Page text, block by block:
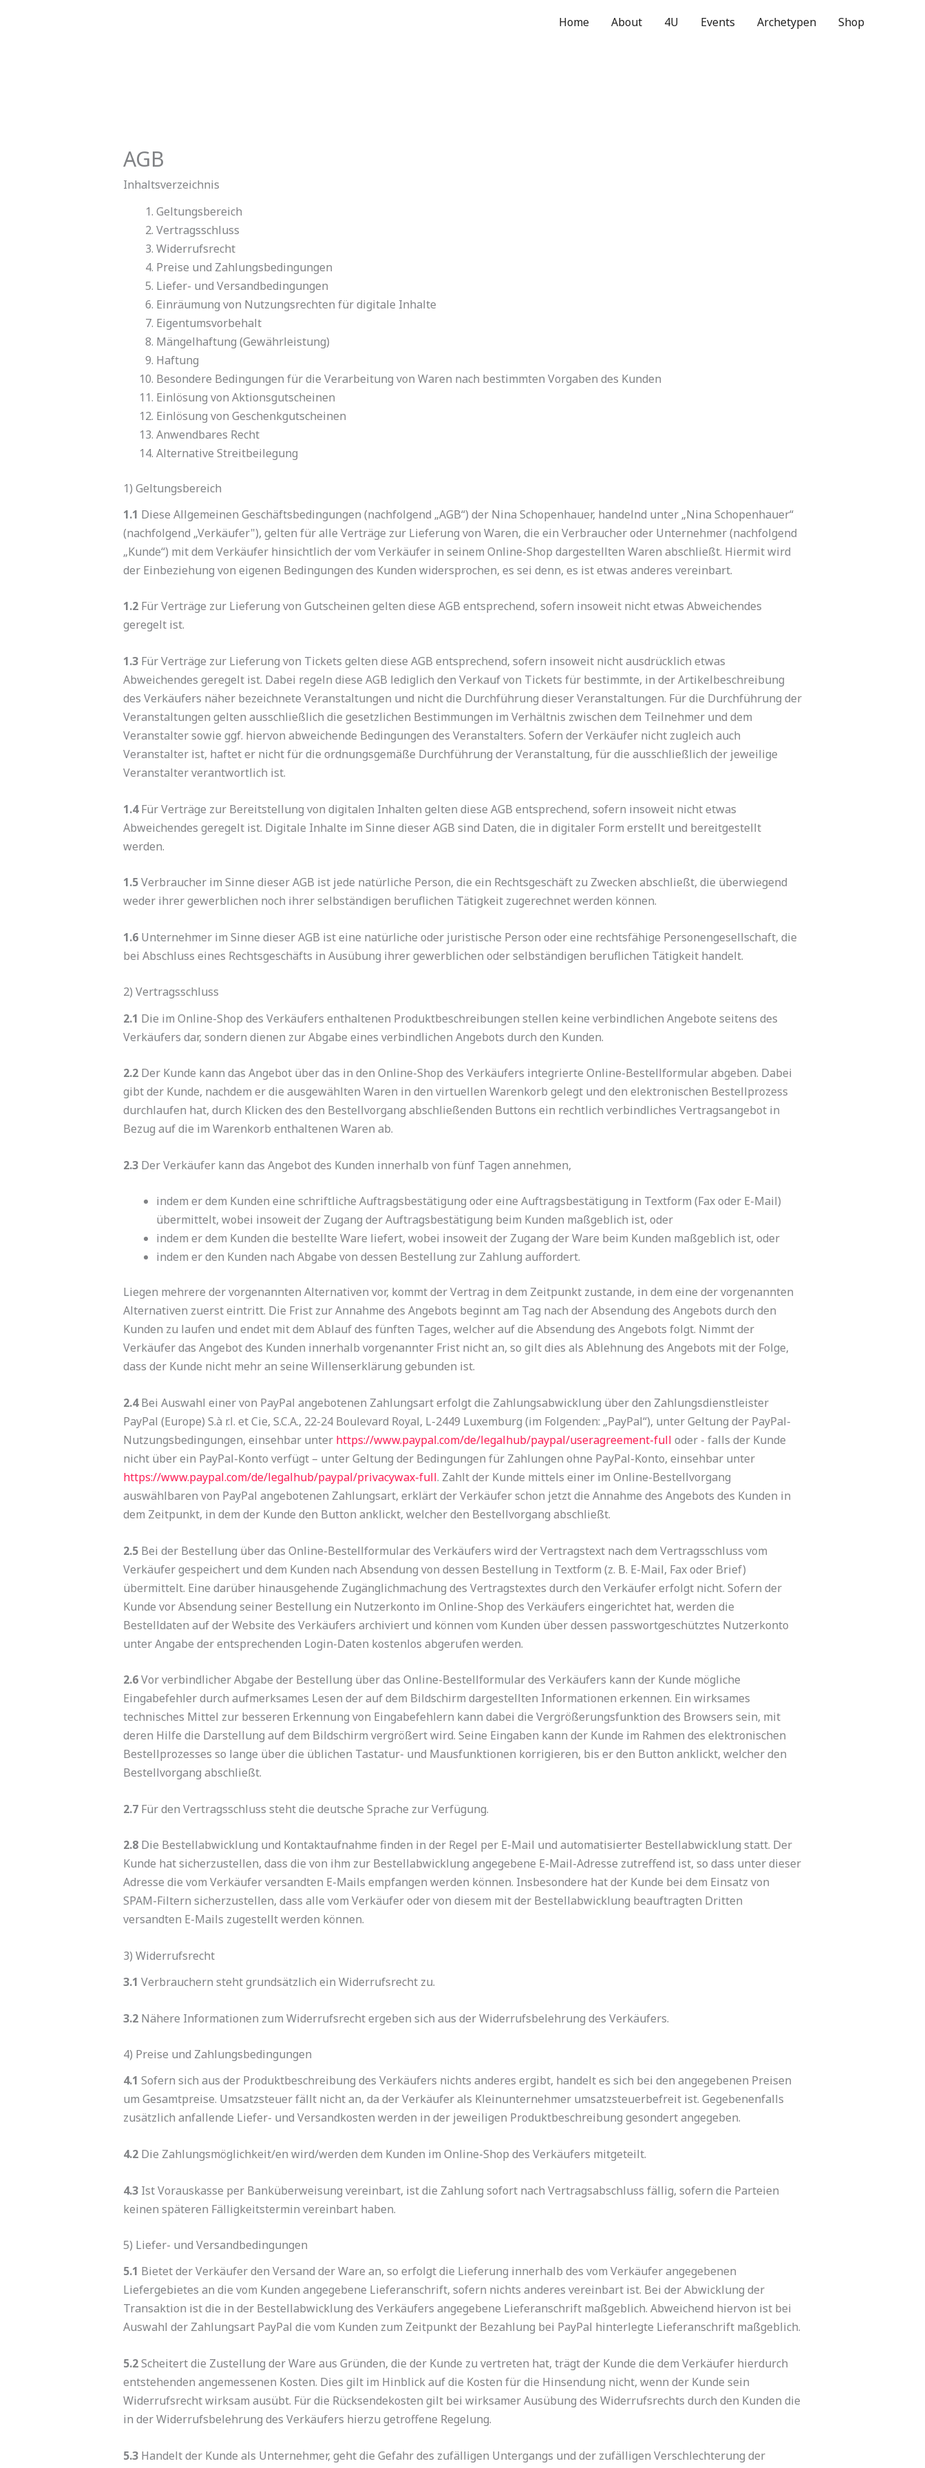
Home About 4U Events Archetypen Shop
AGB
Inhaltsverzeichnis
Geltungsbereich
Vertragsschluss
Widerrufsrecht
Preise und Zahlungsbedingungen
Liefer- und Versandbedingungen
Einräumung von Nutzungsrechten für digitale Inhalte
Eigentumsvorbehalt
Mängelhaftung (Gewährleistung)
Haftung
Besondere Bedingungen für die Verarbeitung von Waren nach bestimmten Vorgaben des Kunden
Einlösung von Aktionsgutscheinen
Einlösung von Geschenkgutscheinen
Anwendbares Recht
Alternative Streitbeilegung
1) Geltungsbereich
1.1 Diese Allgemeinen Geschäftsbedingungen (nachfolgend „AGB“) der Nina Schopenhauer, handelnd unter „Nina Schopenhauer“
(nachfolgend „Verkäufer"), gelten für alle Verträge zur Lieferung von Waren, die ein Verbraucher oder Unternehmer (nachfolgend
„Kunde“) mit dem Verkäufer hinsichtlich der vom Verkäufer in seinem Online-Shop dargestellten Waren abschließt. Hiermit wird
der Einbeziehung von eigenen Bedingungen des Kunden widersprochen, es sei denn, es ist etwas anderes vereinbart.
1.2Für Verträge zur Lieferung von Gutscheinen gelten diese AGB entsprechend, sofern insoweit nicht etwas Abweichendes
geregelt ist.
1.3Für Verträge zur Lieferung von Tickets gelten diese AGB entsprechend, sofern insoweit nicht ausdrücklich etwas
Abweichendes geregelt ist. Dabei regeln diese AGB lediglich den Verkauf von Tickets für bestimmte, in der Artikelbeschreibung
des Verkäufers näher bezeichnete Veranstaltungen und nicht die Durchführung dieser Veranstaltungen. Für die Durchführung der
Veranstaltungen gelten ausschließlich die gesetzlichen Bestimmungen im Verhältnis zwischen dem Teilnehmer und dem
Veranstalter sowie ggf. hiervon abweichende Bedingungen des Veranstalters. Sofern der Verkäufer nicht zugleich auch
Veranstalter ist, haftet er nicht für die ordnungsgemäße Durchführung der Veranstaltung, für die ausschließlich der jeweilige
Veranstalter verantwortlich ist.
1.4Für Verträge zur Bereitstellung von digitalen Inhalten gelten diese AGB entsprechend, sofern insoweit nicht etwas
Abweichendes geregelt ist. Digitale Inhalte im Sinne dieser AGB sind Daten, die in digitaler Form erstellt und bereitgestellt
werden.
1.5Verbraucher im Sinne dieser AGB ist jede natürliche Person, die ein Rechtsgeschäft zu Zwecken abschließt, die überwiegend
weder ihrer gewerblichen noch ihrer selbständigen beruflichen Tätigkeit zugerechnet werden können.
1.6Unternehmer im Sinne dieser AGB ist eine natürliche oder juristische Person oder eine rechtsfähige Personengesellschaft, die
bei Abschluss eines Rechtsgeschäfts in Ausübung ihrer gewerblichen oder selbständigen beruflichen Tätigkeit handelt.
2) Vertragsschluss
2.1 Die im Online-Shop des Verkäufers enthaltenen Produktbeschreibungen stellen keine verbindlichen Angebote seitens des
Verkäufers dar, sondern dienen zur Abgabe eines verbindlichen Angebots durch den Kunden.
2.2Der Kunde kann das Angebot über das in den Online-Shop des Verkäufers integrierte Online-Bestellformular abgeben. Dabei
gibt der Kunde, nachdem er die ausgewählten Waren in den virtuellen Warenkorb gelegt und den elektronischen Bestellprozess
durchlaufen hat, durch Klicken des den Bestellvorgang abschließenden Buttons ein rechtlich verbindliches Vertragsangebot in
Bezug auf die im Warenkorb enthaltenen Waren ab.
2.3Der Verkäufer kann das Angebot des Kunden innerhalb von fünf Tagen annehmen,
indem er dem Kunden eine schriftliche Auftragsbestätigung oder eine Auftragsbestätigung in Textform (Fax oder E-Mail)
übermittelt, wobei insoweit der Zugang der Auftragsbestätigung beim Kunden maßgeblich ist, oder
indem er dem Kunden die bestellte Ware liefert, wobei insoweit der Zugang der Ware beim Kunden maßgeblich ist, oder
indem er den Kunden nach Abgabe von dessen Bestellung zur Zahlung auffordert.
Liegen mehrere der vorgenannten Alternativen vor, kommt der Vertrag in dem Zeitpunkt zustande, in dem eine der vorgenannten
Alternativen zuerst eintritt. Die Frist zur Annahme des Angebots beginnt am Tag nach der Absendung des Angebots durch den
Kunden zu laufen und endet mit dem Ablauf des fünften Tages, welcher auf die Absendung des Angebots folgt. Nimmt der
Verkäufer das Angebot des Kunden innerhalb vorgenannter Frist nicht an, so gilt dies als Ablehnung des Angebots mit der Folge,
dass der Kunde nicht mehr an seine Willenserklärung gebunden ist.
2.4Bei Auswahl einer von PayPal angebotenen Zahlungsart erfolgt die Zahlungsabwicklung über den Zahlungsdienstleister
PayPal (Europe) S.à r.l. et Cie, S.C.A., 22-24 Boulevard Royal, L-2449 Luxemburg (im Folgenden: „PayPal“), unter Geltung der PayPal-
Nutzungsbedingungen, einsehbar unter https://www.paypal.com/de/legalhub/paypal/useragreement-full oder - falls der Kunde
nicht über ein PayPal-Konto verfügt – unter Geltung der Bedingungen für Zahlungen ohne PayPal-Konto, einsehbar unter
https://www.paypal.com/de/legalhub/paypal/privacywax-full. Zahlt der Kunde mittels einer im Online-Bestellvorgang
auswählbaren von PayPal angebotenen Zahlungsart, erklärt der Verkäufer schon jetzt die Annahme des Angebots des Kunden in
dem Zeitpunkt, in dem der Kunde den Button anklickt, welcher den Bestellvorgang abschließt.
2.5Bei der Bestellung über das Online-Bestellformular des Verkäufers wird der Vertragstext nach dem Vertragsschluss vom
Verkäufer gespeichert und dem Kunden nach Absendung von dessen Bestellung in Textform (z. B. E-Mail, Fax oder Brief)
übermittelt. Eine darüber hinausgehende Zugänglichmachung des Vertragstextes durch den Verkäufer erfolgt nicht. Sofern der
Kunde vor Absendung seiner Bestellung ein Nutzerkonto im Online-Shop des Verkäufers eingerichtet hat, werden die
Bestelldaten auf der Website des Verkäufers archiviert und können vom Kunden über dessen passwortgeschütztes Nutzerkonto
unter Angabe der entsprechenden Login-Daten kostenlos abgerufen werden.
2.6Vor verbindlicher Abgabe der Bestellung über das Online-Bestellformular des Verkäufers kann der Kunde mögliche
Eingabefehler durch aufmerksames Lesen der auf dem Bildschirm dargestellten Informationen erkennen. Ein wirksames
technisches Mittel zur besseren Erkennung von Eingabefehlern kann dabei die Vergrößerungsfunktion des Browsers sein, mit
deren Hilfe die Darstellung auf dem Bildschirm vergrößert wird. Seine Eingaben kann der Kunde im Rahmen des elektronischen
Bestellprozesses so lange über die üblichen Tastatur- und Mausfunktionen korrigieren, bis er den Button anklickt, welcher den
Bestellvorgang abschließt.
2.7Für den Vertragsschluss steht die deutsche Sprache zur Verfügung.
2.8Die Bestellabwicklung und Kontaktaufnahme finden in der Regel per E-Mail und automatisierter Bestellabwicklung statt. Der
Kunde hat sicherzustellen, dass die von ihm zur Bestellabwicklung angegebene E-Mail-Adresse zutreffend ist, so dass unter dieser
Adresse die vom Verkäufer versandten E-Mails empfangen werden können. Insbesondere hat der Kunde bei dem Einsatz von
SPAM-Filtern sicherzustellen, dass alle vom Verkäufer oder von diesem mit der Bestellabwicklung beauftragten Dritten
versandten E-Mails zugestellt werden können.
3) Widerrufsrecht
3.1 Verbrauchern steht grundsätzlich ein Widerrufsrecht zu.
3.2Nähere Informationen zum Widerrufsrecht ergeben sich aus der Widerrufsbelehrung des Verkäufers.
4) Preise und Zahlungsbedingungen
4.1 Sofern sich aus der Produktbeschreibung des Verkäufers nichts anderes ergibt, handelt es sich bei den angegebenen Preisen
um Gesamtpreise. Umsatzsteuer fällt nicht an, da der Verkäufer als Kleinunternehmer umsatzsteuerbefreit ist. Gegebenenfalls
zusätzlich anfallende Liefer- und Versandkosten werden in der jeweiligen Produktbeschreibung gesondert angegeben.
4.2Die Zahlungsmöglichkeit/en wird/werden dem Kunden im Online-Shop des Verkäufers mitgeteilt.
4.3Ist Vorauskasse per Banküberweisung vereinbart, ist die Zahlung sofort nach Vertragsabschluss fällig, sofern die Parteien
keinen späteren Fälligkeitstermin vereinbart haben.
5) Liefer- und Versandbedingungen
5.1 Bietet der Verkäufer den Versand der Ware an, so erfolgt die Lieferung innerhalb des vom Verkäufer angegebenen
Liefergebietes an die vom Kunden angegebene Lieferanschrift, sofern nichts anderes vereinbart ist. Bei der Abwicklung der
Transaktion ist die in der Bestellabwicklung des Verkäufers angegebene Lieferanschrift maßgeblich. Abweichend hiervon ist bei
Auswahl der Zahlungsart PayPal die vom Kunden zum Zeitpunkt der Bezahlung bei PayPal hinterlegte Lieferanschrift maßgeblich.
5.2Scheitert die Zustellung der Ware aus Gründen, die der Kunde zu vertreten hat, trägt der Kunde die dem Verkäufer hierdurch
entstehenden angemessenen Kosten. Dies gilt im Hinblick auf die Kosten für die Hinsendung nicht, wenn der Kunde sein
Widerrufsrecht wirksam ausübt. Für die Rücksendekosten gilt bei wirksamer Ausübung des Widerrufsrechts durch den Kunden die
in der Widerrufsbelehrung des Verkäufers hierzu getroffene Regelung.
5.3Handelt der Kunde als Unternehmer, geht die Gefahr des zufälligen Untergangs und der zufälligen Verschlechterung der